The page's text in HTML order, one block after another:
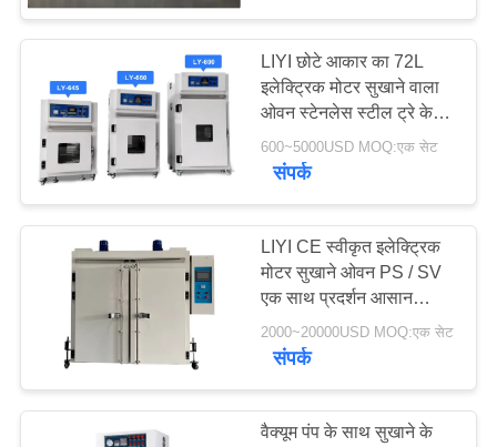
भ्रमण
गुणवत्ता
नियंत्रण
एक
LIYI छोटे आकार का 72L
इलेक्ट्रिक मोटर सुखाने वाला
ओवन स्टेनलेस स्टील ट्रे के
साथ उच्च एकरूपता
600~5000USD MOQ:एक सेट
संपर्क
LIYI CE स्वीकृत इलेक्ट्रिक
मोटर सुखाने ओवन PS / SV
एक साथ प्रदर्शन आसान
संचालन
2000~20000USD MOQ:एक सेट
संपर्क
वैक्यूम पंप के साथ सुखाने के